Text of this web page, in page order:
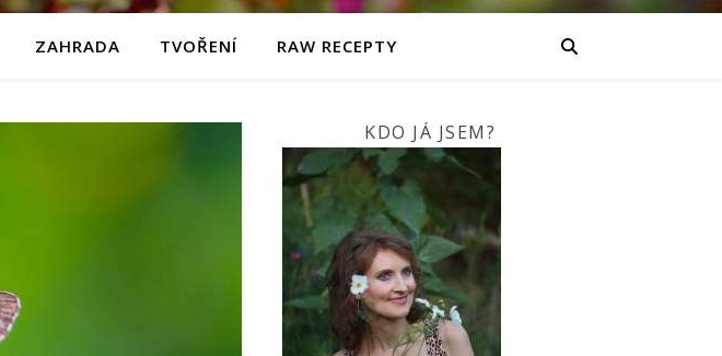
ZAHRADA TVOŘENÍ RAW RECEPTY
KDO JÁ JSEM?